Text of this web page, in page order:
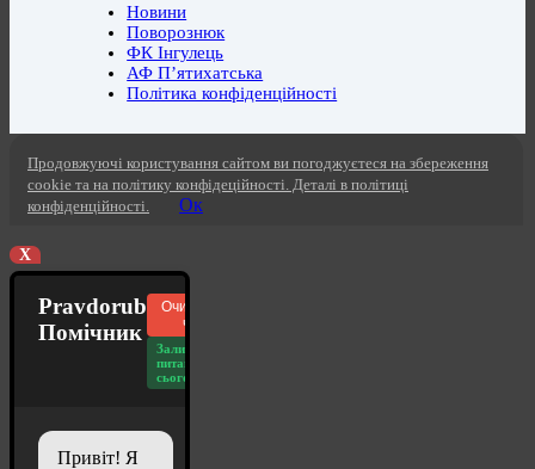
Новини
Поворознюк
ФК Інгулець
АФ П’ятихатська
Політика конфіденційності
Продовжуючі користування сайтом ви погоджуєтеся на збереження
cookie та на політику конфідеційності. Деталі в політиці
конфіденційності.
Ок
X
Pravdorub
Помічник
Очистити
чат
Залишилось
питань
сьогодні: 20
Привіт! Я